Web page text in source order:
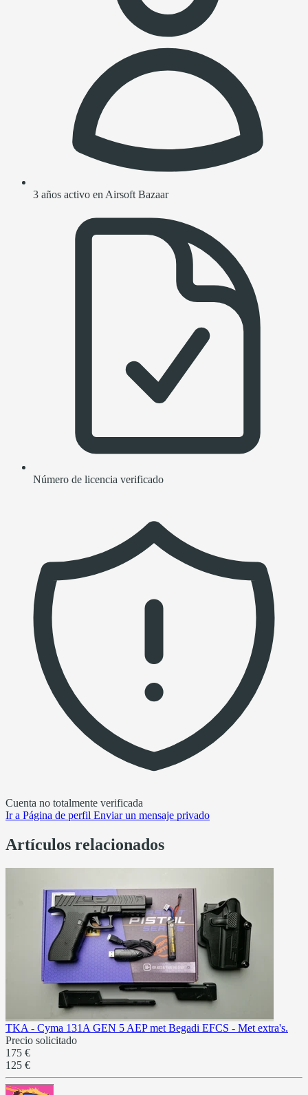
3 años activo en Airsoft Bazaar
Número de licencia verificado
Cuenta no totalmente verificada
Ir a Página de perfil Enviar un mensaje privado
Artículos relacionados
TKA - Cyma 131A GEN 5 AEP met Begadi EFCS - Met extra's.
Precio solicitado
175 €
125 €